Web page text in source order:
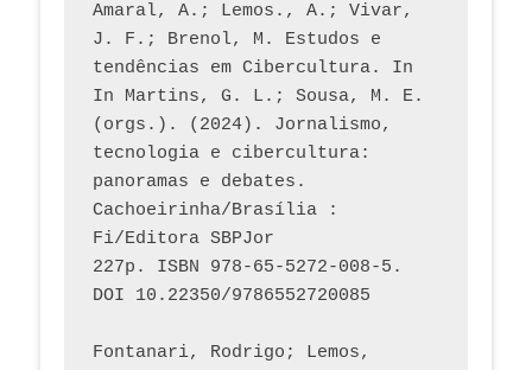
Amaral, A.; Lemos., A.; Vivar,
J. F.; Brenol, M. Estudos e
tendências em Cibercultura. In
In Martins, G. L.; Sousa, M. E.
(orgs.). (2024). Jornalismo,
tecnologia e cibercultura:
panoramas e debates.
Cachoeirinha/Brasília :
Fi/Editora SBPJor
227p. ISBN 978-65-5272-008-5.
DOI 10.22350/9786552720085
Fontanari, Rodrigo; Lemos,